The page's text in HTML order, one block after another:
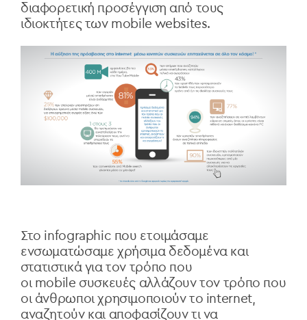
διαφορετική προσέγγιση από τους
ιδιοκτήτες των mobile websites.
Στο infographic που ετοιμάσαμε
ενσωματώσαμε χρήσιμα δεδομένα και
στατιστικά για τον τρόπο που
οι mobile συσκευές αλλάζουν τον τρόπο που
οι άνθρωποι χρησιμοποιούν το internet,
αναζητούν και αποφασίζουν τι να